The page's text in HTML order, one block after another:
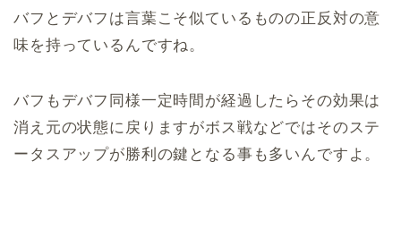
バフとデバフは言葉こそ似ているものの正反対の意
味を持っているんですね。
バフもデバフ同様一定時間が経過したらその効果は
消え元の状態に戻りますがボス戦などではそのステ
ータスアップが勝利の鍵となる事も多いんですよ。